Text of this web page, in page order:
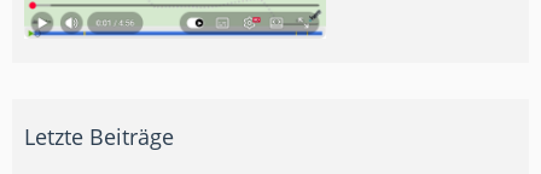
Letzte Beiträge